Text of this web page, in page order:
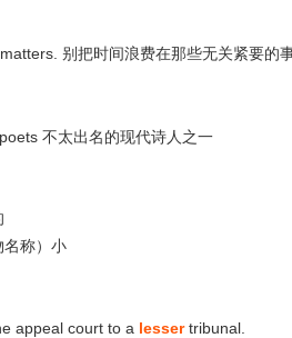
别把时间浪费在那些无关紧要的
不太出名的现代诗人之一
称）小
appeal court to a lessertribunal.